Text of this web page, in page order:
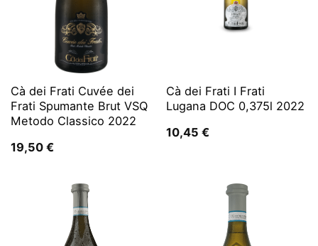
Cà dei Frati Cuvée dei
Frati Spumante Brut VSQ
Metodo Classico 2022
19,50 €
Cà dei Frati I Frati
Lugana DOC 0,375l 2022
10,45 €